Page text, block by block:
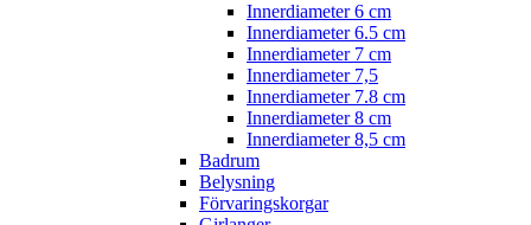
Innerdiameter 6 cm
Innerdiameter 6.5 cm
Innerdiameter 7 cm
Innerdiameter 7,5
Innerdiameter 7.8 cm
Innerdiameter 8 cm
Innerdiameter 8,5 cm
Badrum
Belysning
Förvaringskorgar